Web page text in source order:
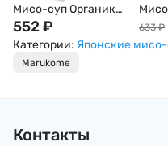
Мисо-суп Органик
MARUKOME (тофу,
вакаме, зеленый
лук, тофу и
жареный тофу), 12
552₽
с
20
633 ₽
Категории: Японские
Marukome
Контакты